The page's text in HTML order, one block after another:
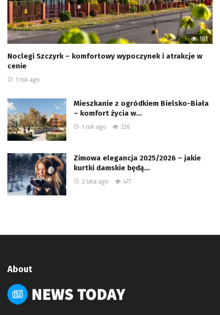
181
Noclegi Szczyrk – komfortowy wypoczynek i atrakcje w
cenie
1 rok ago
Mieszkanie z ogródkiem Bielsko-Biała
– komfort życia w…
1 rok ago 226
Zimowa elegancja 2025/2026 – jakie
kurtki damskie będą…
2 lata ago 477
About